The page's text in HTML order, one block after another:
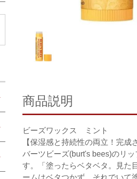
商品説明
ビーズワックス ミント
【保湿感と持続性の両立！完成
バーツビーズ(burt's bees)のリ
す。「塗ったらベタベタ。見た
ームはベタつかず、それでいて